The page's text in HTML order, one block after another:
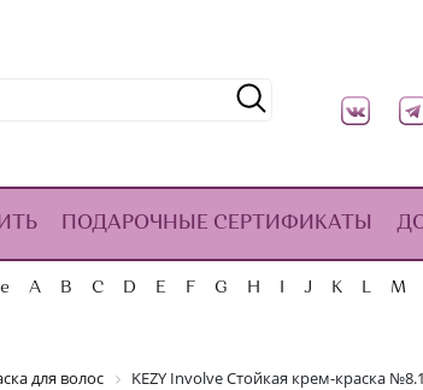
ПОДАРОЧНЫЕ СЕРТИФИКАТЫ
A B C D E F G H J K L M
для волос KEZY Involve Стойкая крем-краска